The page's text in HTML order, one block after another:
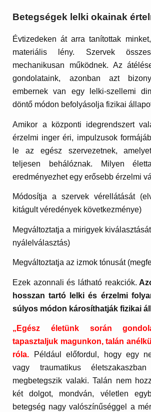
Betegségek lelki okainak
Évtizedeken át arra tanítottak
materiális lény. Szervek
mechanikusan működnek. Az
gondolataink, azonban azt
embernek van egy lelki-szellemi
döntő módon befolyásolja fizikai
Amikor a központi idegrendszert
érzelmi inger éri, impulzusok
le az egész szervezetnek,
teljesen behálóznak. Milyen
eredményezhet egy erősebb érzelmi
Módosítja a szervek vérellátását
kitágult véredények következménye)
Megváltoztatja a mirigyek
nyálelválasztás)
Megváltoztatja az izmok tónusát
Ezek azonnali és látható reakciók.
hosszan tartó lelki és érzelmi
súlyos módon károsíthatják fizikai
„Egész életünk során
tapasztaljuk magunkon, talán
róla.
Például előfordul, hogy egy
vagy traumatikus
megbetegszik valaki. Talán nem
két dolgot, mondván, véletlen
betegség nagy valószínűséggel a